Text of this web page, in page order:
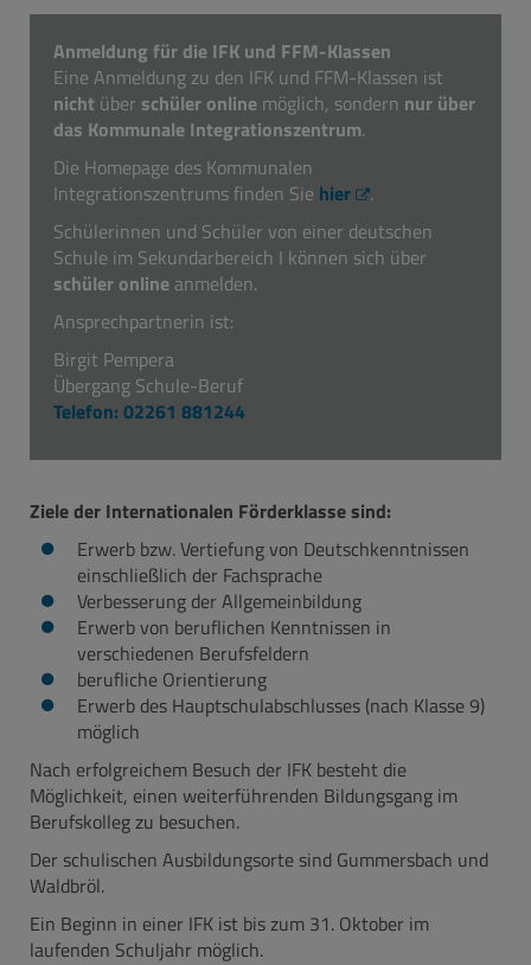
Anmeldung für die IFK und FFM-Klassen
Eine Anmeldung zu den IFK und FFM-Klassen ist
nicht über schüler online möglich, sondern nur über
das Kommunale Integrationszentrum.
Die Homepage des Kommunalen
Integrationszentrums finden Sie hier
.
Schülerinnen und Schüler von einer deutschen
Schule im Sekundarbereich I können sich über
schüler online anmelden.
Ansprechpartnerin ist:
Birgit Pempera
Übergang Schule-Beruf
Telefon: 02261 881244
Ziele der Internationalen Förderklasse sind:
Erwerb bzw. Vertiefung von Deutschkenntnissen
einschließlich der Fachsprache
Verbesserung der Allgemeinbildung
Erwerb von beruflichen Kenntnissen in
verschiedenen Berufsfeldern
berufliche Orientierung
Erwerb des Hauptschulabschlusses (nach Klasse 9)
möglich
Nach erfolgreichem Besuch der IFK besteht die
Möglichkeit, einen weiterführenden Bildungsgang im
Berufskolleg zu besuchen.
Der schulischen Ausbildungsorte sind Gummersbach und
Waldbröl.
Ein Beginn in einer IFK ist bis zum 31. Oktober im
laufenden Schuljahr möglich.